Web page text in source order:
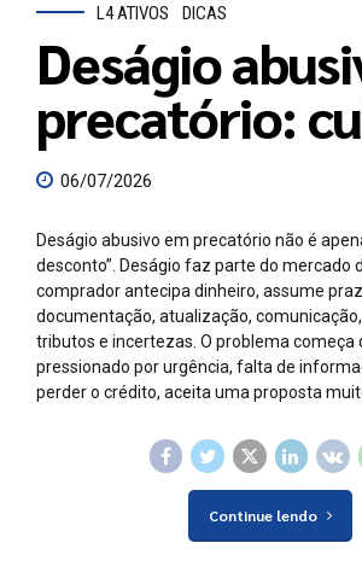
L4 ATIVOS DICAS
Deságio
precatório:
06/07/2026
Deságio abusivo em precatório não é
desconto”. Deságio faz parte do mercado
comprador antecipa dinheiro, assume
documentação, atualização,
tributos e incertezas. O problema começa
pressionado por urgência, falta de
perder o crédito, aceita uma proposta
Continue lendo